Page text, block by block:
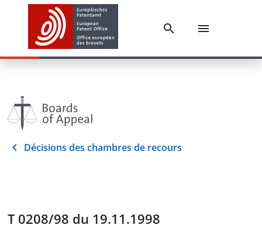
Décisions des chambres de recours
T 0208/98 du 19.11.1998